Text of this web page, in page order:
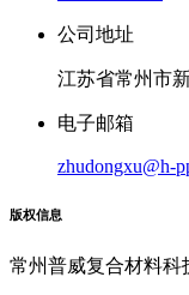
公司地址
江苏省常州市
电子邮箱
zhudongxu@h-
版权信息
常州普威复合材料科